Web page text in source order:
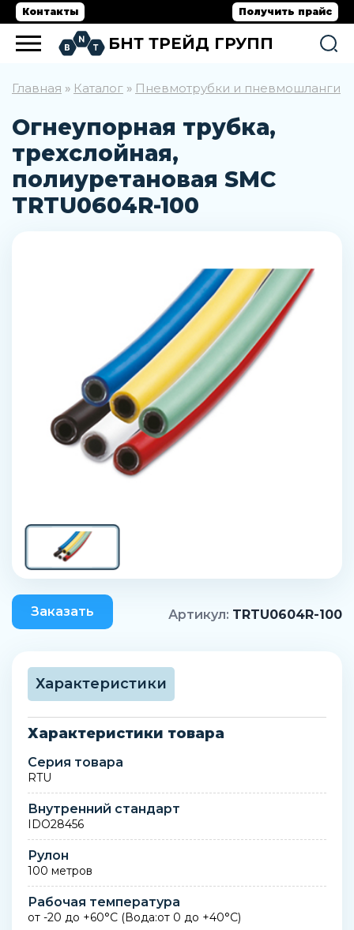
Контакты Получить прайс
БНТ ТРЕЙД ГРУПП
Главная » Каталог » Пневмотрубки и пневмошланги
Огнеупорная трубка,
трехслойная,
полиуретановая SMC
TRTU0604R-100
Заказать Артикул: TRTU0604R-100
Характеристики
Характеристики товара
Серия товара
RTU
Внутренний стандарт
IDO28456
Рулон
100 метров
Рабочая температура
от -20 до +60°C (Вода:от 0 до +40°C)